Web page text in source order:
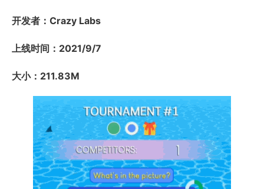
开发者：Crazy Labs
上线时间：2021/9/7
大小：211.83M